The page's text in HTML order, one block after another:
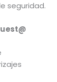
seguridad.